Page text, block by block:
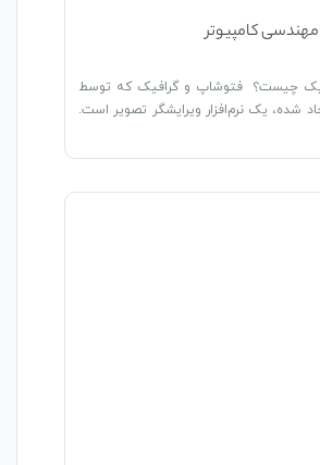
کامپیوتر
چیست؟ فتوشاپ و گرافیک که توسط
شده، یک نرم‌افزار ویرایشگر تصویر است.